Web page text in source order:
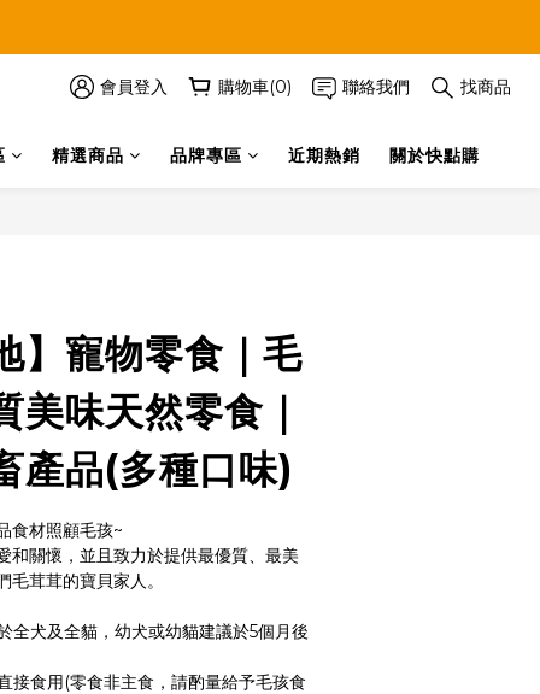
會員登入 購物車(0) 聯絡我們 找商品
精選商品 品牌專區 近期熱銷 關於快點購
】寵物零食｜毛
美味天然零食｜
產品(多種口味)
食材照顧毛孩~
和關懷，並且致力於提供最優質、最美
茸茸的寶貝家人。
犬及全貓，幼犬或幼貓建議於5個月後
食用(零食非主食，請酌量給予毛孩食